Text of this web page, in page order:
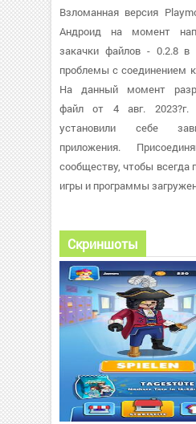
Взломанная версия
Андроид на момент
закачки файлов - 0.2.8 в
проблемы с соединением
На данный момент
файл от 4 авг. 2023?г.
установили себе
приложения.
сообществу, чтобы всегда
игры и программы
Скриншоты